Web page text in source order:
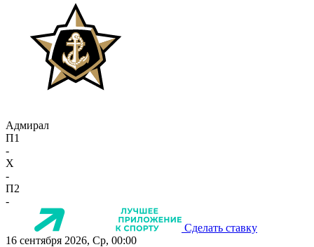
Адмирал
П1
-
X
-
П2
-
Сделать ставку
16 сентября 2026, Ср, 00:00